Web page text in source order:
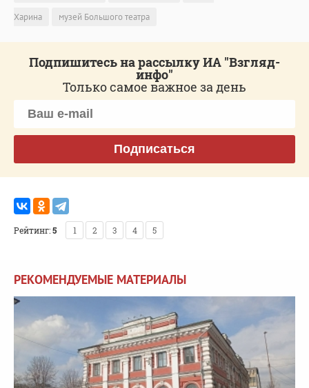
Харина
музей Большого театра
Подпишитесь на рассылку ИА "Взгляд-
инфо"
Только самое важное за день
Подписаться
Рейтинг:5 1 2 3 4 5
РЕКОМЕНДУЕМЫЕ МАТЕРИАЛЫ